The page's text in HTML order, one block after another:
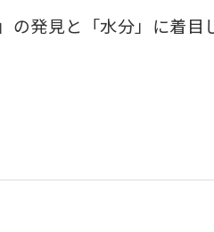
の発見と「水分」に着目